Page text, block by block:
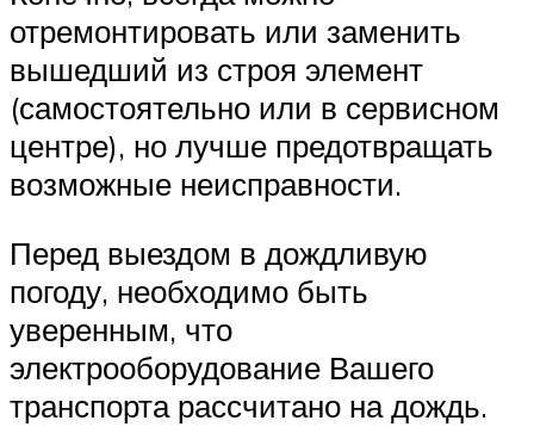
отремонтировать или заменить
вышедший из строя элемент
(самостоятельно или в сервисном
центре), но лучше предотвращать
возможные неисправности.
Перед выездом в дождливую
погоду, необходимо быть
уверенным, что
электрооборудование Вашего
транспорта рассчитано на дождь.